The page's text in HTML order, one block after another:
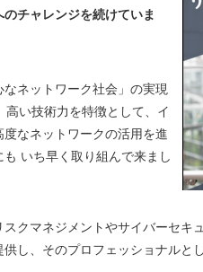
チャレンジを続けていま
ネットワーク社会」の実現
い技術力を特徴として、イ
なネットワークの活用を進
いち早く取り組んで来まし
クマネジメントやサイバーセキ
し、そのプロフェッショナル